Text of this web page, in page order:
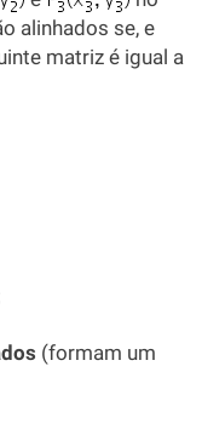
alinhados se, e
matriz é igual a
(formam um